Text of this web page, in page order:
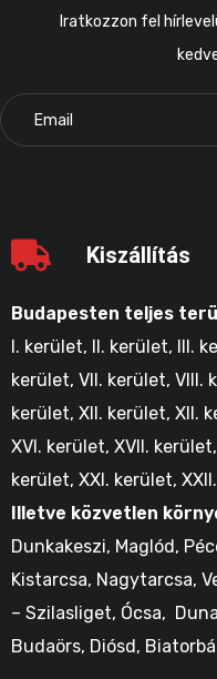
Iratkozzon fel
Kiszállítás
Budapesten teljes
I. kerület, II. kerület, III.
kerület, VII. kerület, VIII.
kerület, XII. kerület, XII.
XVI. kerület, XVII.
kerület, XXI. kerület,
Illetve közvetlen
Dunkakeszi, Maglód,
Kistarcsa, Nagytarcsa,
– Szilasliget, Ócsa,
Budaörs, Diósd,